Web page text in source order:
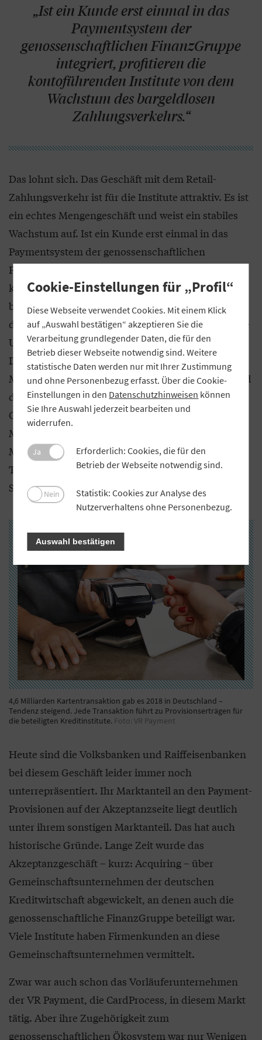
„Ist ein Kunde erst einmal in das
Paymentsystem der
genossenschaftlichen FinanzGruppe
integriert, profitieren die
kontoführenden Institute von dem
Wachstum des bargeldlosen
Zahlungsverkehrs.“
Das lohnt sich. Das Geschäft mit dem Retail-
Zahlungsverkehr ist für die Institute attraktiv. Es ist
ein echtes Mengengeschäft und weist ein stabiles
Wachstum auf. Ist ein Kunde erst einmal in das
Paymentsystem der genossenschaftlichen
FinanzGruppe integriert, profitieren die
kontoführenden Institute von dem Wachstum des
bargeldlosen Zahlungsverkehrs. Im Jahre 2018 lag
der im deutschen Einzelhandel mit Karten getätigte
Umsatz erstmals über dem Barzahlungsumsatz.
Dafür verantwortlich waren die bundesweit über 35
Millionen im Umlauf befindlichen Kreditkarten und
die rund 100 Millionen in Deutschland so beliebten
Girocards. Insgesamt wurden 2018 bei rund 4,6
Milliarden Kartentransaktionen annähernd 210
Milliarden Euro umgesetzt. Jede dieser
Transaktionen führte zu Provisionserträgen auf
Seiten der beteiligten Institute.
4,6 Milliarden Kartentransaktion gab es 2018 in Deutschland –
Tendenz steigend. Jede Transaktion führt zu Provisionserträgen für
die beteiligten Kreditinstitute. Foto: VR Payment
Heute sind die Volksbanken und Raiffeisenbanken
bei diesem Geschäft leider immer noch
unterrepräsentiert. Ihr Marktanteil an den Payment-
Provisionen auf der Akzeptanzseite liegt deutlich
unter ihrem sonstigen Marktanteil. Das hat auch
historische Gründe. Lange Zeit wurde das
Akzeptanzgeschäft – kurz: Acquiring – über
Gemeinschaftsunternehmen der deutschen
Kreditwirtschaft abgewickelt, an denen auch die
genossenschaftliche FinanzGruppe beteiligt war.
Viele Institute haben Firmenkunden an diese
Gemeinschaftsunternehmen vermittelt.
Zwar war auch schon das Vorläuferunternehmen
der VR Payment, die CardProcess, in diesem Markt
tätig. Aber ihre Zugehörigkeit zum
genossenschaftlichen Ökosystem war nur Wenigen
Cookie-Einstellungen für „Profil“
Diese Webseite verwendet Cookies. Mit einem Klick
auf „Auswahl bestätigen“ akzeptieren Sie die
Verarbeitung grundlegender Daten, die für den
Betrieb dieser Webseite notwendig sind. Weitere
statistische Daten werden nur mit Ihrer Zustimmung
und ohne Personenbezug erfasst. Über die Cookie-
Einstellungen in den Datenschutzhinweisen können
Sie Ihre Auswahl jederzeit bearbeiten und
widerrufen.
Ja
Erforderlich: Cookies, die für den
Betrieb der Webseite notwendig sind.
Nein
Statistik: Cookies zur Analyse des
Nutzerverhaltens ohne Personenbezug.
Auswahl bestätigen